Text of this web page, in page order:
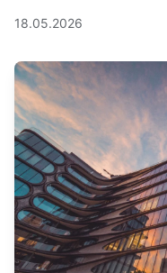
18.05.2026